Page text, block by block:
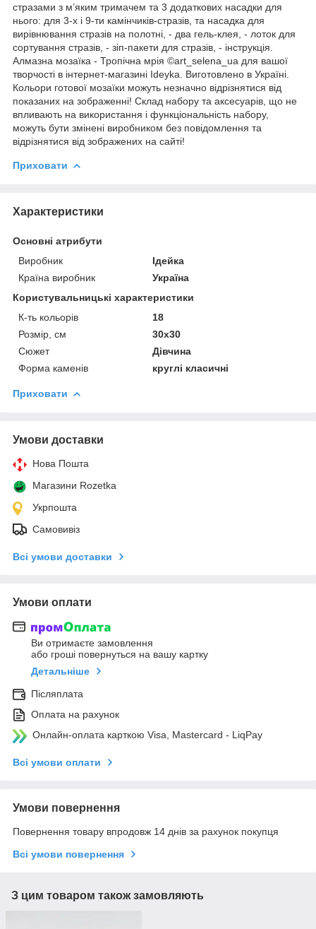
стразами з м’яким тримачем та 3 додаткових насадки для
нього: для 3-х і 9-ти камінчиків-стразів, та насадка для
вирівнювання стразів на полотні, - два гель-клея, - лоток для
сортування стразів, - зіп-пакети для стразів, - інструкція.
Алмазна мозаїка - Тропічна мрія ©art_selena_ua для вашої
творчості в інтернет-магазині Ideyka. Виготовлено в Україні.
Кольори готової мозаїки можуть незначно відрізнятися від
показаних на зображенні! Склад набору та аксесуарів, що не
впливають на використання і функціональність набору,
можуть бути змінені виробником без повідомлення та
відрізнятися від зображених на сайті!
Приховати
Характеристики
Основні атрибути
Виробник
Ідейка
Країна виробник
Україна
Користувальницькі характеристики
К-ть кольорiв
18
Розмір, см
30х30
Сюжет
Дівчина
Форма каменів
круглі класичні
Приховати
Умови доставки
Нова Пошта
Магазини Rozetka
Укрпошта
Самовивіз
Всі умови доставки
Умови оплати
Ви отримаєте замовлення
або гроші повернуться на вашу картку
Детальніше
Післяплата
Оплата на рахунок
Онлайн-оплата карткою Visa, Mastercard - LiqPay
Всі умови оплати
Умови повернення
Повернення товару впродовж 14 днів за рахунок покупця
Всі умови повернення
З цим товаром також замовляють